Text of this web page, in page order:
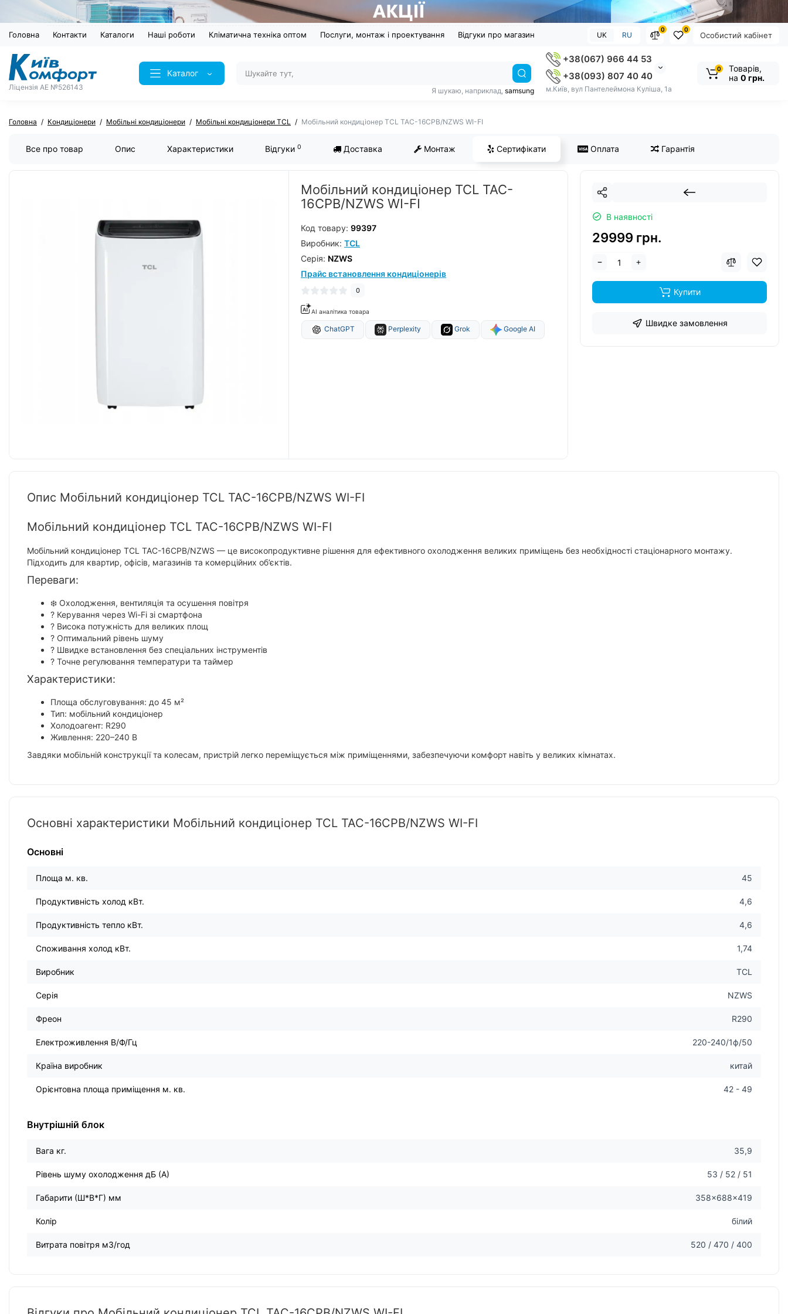
Головна Контакти Каталоги Наші роботи Кліматична техніка оптом Послуги, монтаж і проектування Відгуки про магазин Особистий кабінет
0
0
UK RU
Ліцензія AE №526143
Каталог
+38(067) 966 44 53
+38(093) 807 40 40
м.Київ, вул Пантелеймона Куліша, 1а
Я шукаю, наприклад, samsung
0
Товарів,
на 0 грн.
Головна Кондиціонери Мобільні кондиціонери Мобільні кондиціонери TCL Мобільний кондиціонер TCL TAC-16CPB/NZWS WI-FI
Все про товар Опис Характеристики Відгуки 0 Доставка Монтаж Сертифікати Оплата Гарантія
Мобільний кондиціонер TCL TAC-
16CPB/NZWS WI-FI
Код товару: 99397
Виробник: TCL
Серiя: NZWS
Прайс встановлення кондиціонерів
0
AI аналітика товара
ChatGPT Perplexity Grok Google AI
В наявності
29999 грн.
Купити
Швидке замовлення
Опис Мобільний кондиціонер TCL TAC-16CPB/NZWS WI-FI
Мобільний кондиціонер TCL TAC-16CPB/NZWS WI-FI
Мобільний кондиціонер TCL TAC-16CPB/NZWS — це високопродуктивне рішення для ефективного охолодження великих приміщень без необхідності стаціонарного монтажу.
Підходить для квартир, офісів, магазинів та комерційних об’єктів.
Переваги:
❄️ Охолодження, вентиляція та осушення повітря
? Керування через Wi-Fi зі смартфона
? Висока потужність для великих площ
? Оптимальний рівень шуму
?️ Швидке встановлення без спеціальних інструментів
?️ Точне регулювання температури та таймер
Характеристики:
Площа обслуговування: до 45 м²
Тип: мобільний кондиціонер
Холодоагент: R290
Живлення: 220–240 В
Завдяки мобільній конструкції та колесам, пристрій легко переміщується між приміщеннями, забезпечуючи комфорт навіть у великих кімнатах.
Основні характеристики Мобільний кондиціонер TCL TAC-16CPB/NZWS WI-FI
Основні
Площа м. кв. 45
Продуктивність холод кВт. 4,6
Продуктивність тепло кВт. 4,6
Споживання холод кВт. 1,74
Виробник TCL
Серія NZWS
Фреон R290
Електроживлення В/Ф/Гц 220-240/1ф/50
Країна виробник китай
Орієнтовна площа приміщення м. кв. 42 - 49
Внутрішній блок
Вага кг. 35,9
Рівень шуму охолодження дБ (А) 53 / 52 / 51
Габарити (Ш*В*Г) мм 358×688×419
Колір білий
Витрата повітря м3/год 520 / 470 / 400